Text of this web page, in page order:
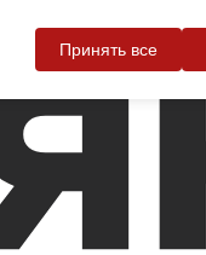
Принять все